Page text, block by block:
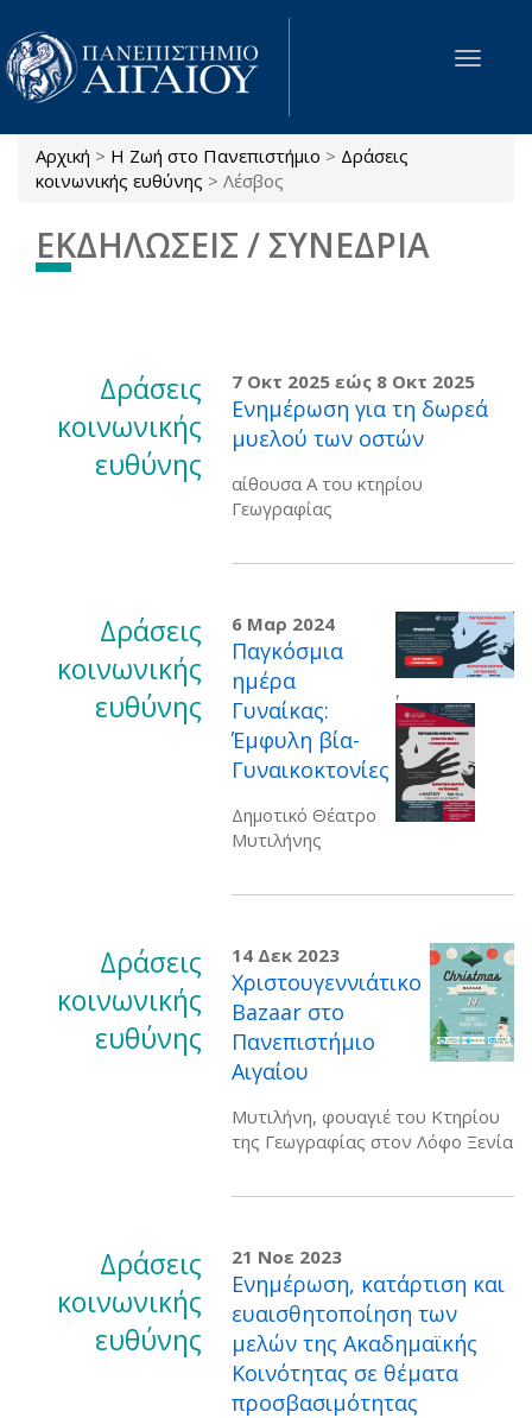
Παράκαμψη προς το κυρίως περιεχόμενο
Toggle
Είστε εδώ
Αρχική > Η Ζωή στο Πανεπιστήμιο > Δράσεις
κοινωνικής ευθύνης > Λέσβος
ΕΚΔΗΛΩΣΕΙΣ / ΣΥΝΕΔΡΙΑ
Δράσεις
κοινωνικής
ευθύνης
7 Οκτ 2025 εώς 8 Οκτ 2025
Ενημέρωση για τη δωρεά
μυελού των οστών
αίθουσα Α του κτηρίου
Γεωγραφίας
Δράσεις
κοινωνικής
ευθύνης
,
6 Μαρ 2024
Παγκόσμια
ημέρα
Γυναίκας:
Έμφυλη βία-
Γυναικοκτονίες
Δημοτικό Θέατρο
Μυτιλήνης
Δράσεις
κοινωνικής
ευθύνης
14 Δεκ 2023
Χριστουγεννιάτικο
Bazaar στο
Πανεπιστήμιο
Αιγαίου
Μυτιλήνη, φουαγιέ του Κτηρίου
της Γεωγραφίας στον Λόφο Ξενία
Δράσεις
κοινωνικής
ευθύνης
21 Νοε 2023
Ενημέρωση, κατάρτιση και
ευαισθητοποίηση των
μελών της Ακαδημαϊκής
Κοινότητας σε θέματα
προσβασιμότητας